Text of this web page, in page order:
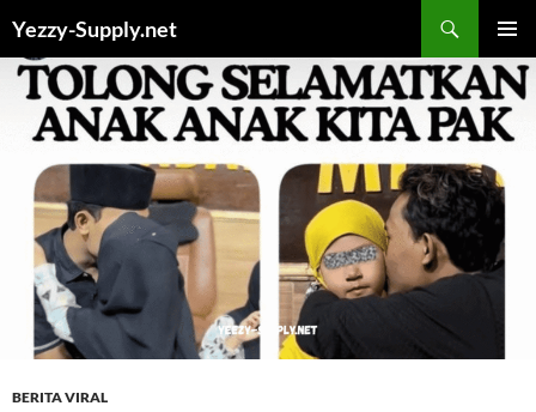
content
Yezzy-Supply.net
MENU
BERITA VIRAL